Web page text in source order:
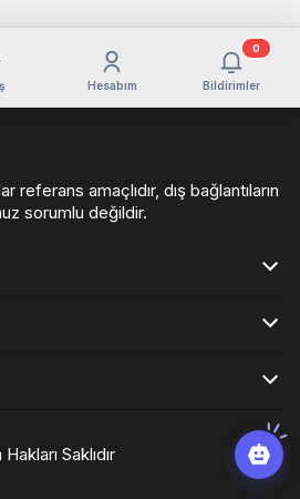
Hesabım Bildirimler
0
referans amaçlıdır, dış bağlantıların
sorumlu değildir.
Saklıdır